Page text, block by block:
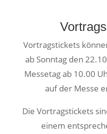
Vortragstickets
ab Sonntag den
Messetag ab 10.00
auf der Messe
Die Vortragstickets
einem